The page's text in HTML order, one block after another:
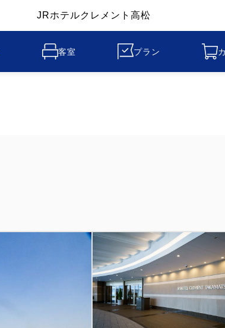
JRホテルクレメント高松
客室 プラン